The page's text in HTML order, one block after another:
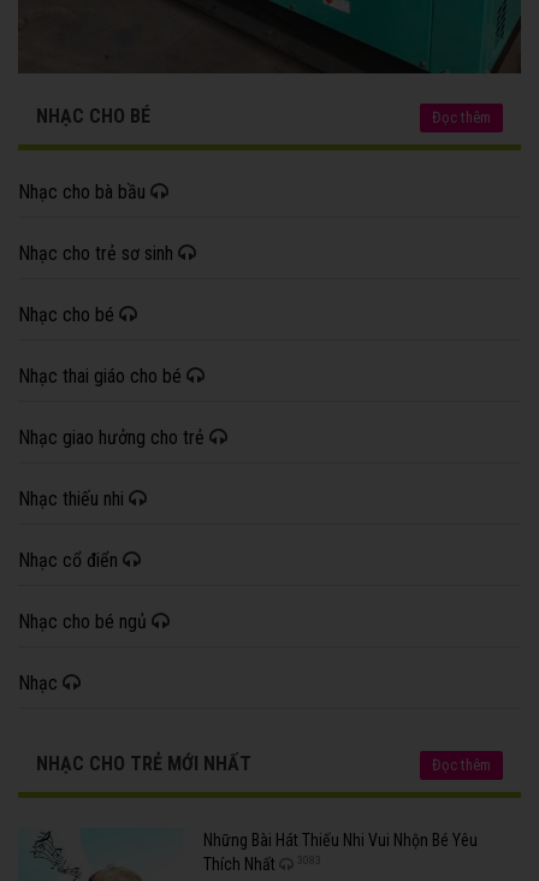
NHẠC CHO BÉ Đọc thêm
Nhạc cho bà bầu
Nhạc cho trẻ sơ sinh
Nhạc cho bé
Nhạc thai giáo cho bé
Nhạc giao hưởng cho trẻ
Nhạc thiếu nhi
Nhạc cổ điển
Nhạc cho bé ngủ
Nhạc
NHẠC CHO TRẺ MỚI NHẤT Đọc thêm
Những Bài Hát Thiếu Nhi Vui Nhộn Bé Yêu
Thích Nhất
3083